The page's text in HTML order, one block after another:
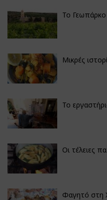
Το Γεωπάρκο
Μικρές
Το
Οι τέλειες
Φαγητό στη